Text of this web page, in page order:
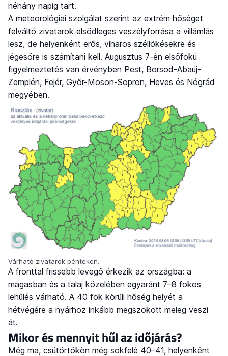
néhány napig tart.
A meteorológiai szolgálat szerint az extrém hőséget
felváltó zivatarok elsődleges veszélyforrása a villámlás
lesz, de helyenként erős, viharos széllökésekre és
jégesőre is számítani kell. Augusztus 7-én elsőfokú
figyelmeztetés van érvényben Pest, Borsod-Abaúj-
Zemplén, Fejér, Győr-Moson-Sopron, Heves és Nógrád
megyében.
Várható zivatarok pénteken.
A fronttal frissebb levegő érkezik az országba: a
magasban és a talaj közelében egyaránt 7–8 fokos
lehűlés várható. A 40 fok körüli hőség helyét a
hétvégére a nyárhoz inkább megszokott meleg veszi
át.
Mikor és mennyit hűl az időjárás?
Még ma, csütörtökön még sokfelé 40–41, helyenként